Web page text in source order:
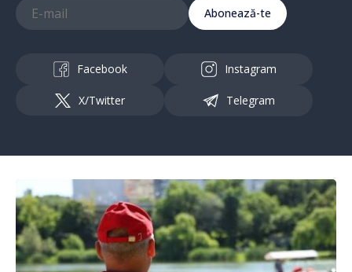
Abonează-te
Facebook Instagram
X/Twitter Telegram